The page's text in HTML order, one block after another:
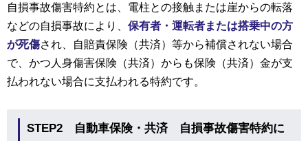
自損事故傷害特約とは、電柱との接触または崖からの転落
などの自損事故により、 保有者・運転者または搭乗中の方
が死傷され、自賠責保険（共済）等から補償されない場合
で、かつ人身傷害保険（共済）からも保険（共済）金が支
払われない場合に支払われる特約です。
STEP2 自動車保険・共済
自損事故傷害特約に